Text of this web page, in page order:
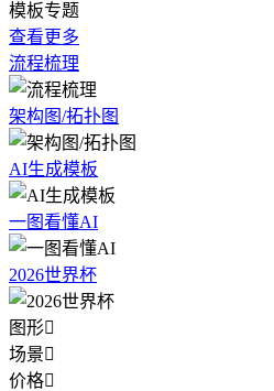
模板专题
查看更多
流程梳理
架构图/拓扑图
AI生成模板
一图看懂AI
2026世界杯
图形
场景
价格